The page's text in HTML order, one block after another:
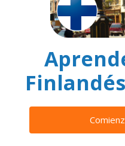
Finlandés